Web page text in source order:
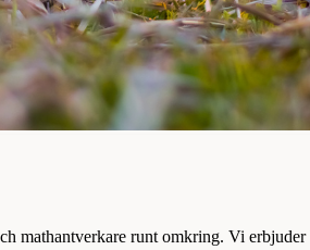
mathantverkare runt omkring. Vi